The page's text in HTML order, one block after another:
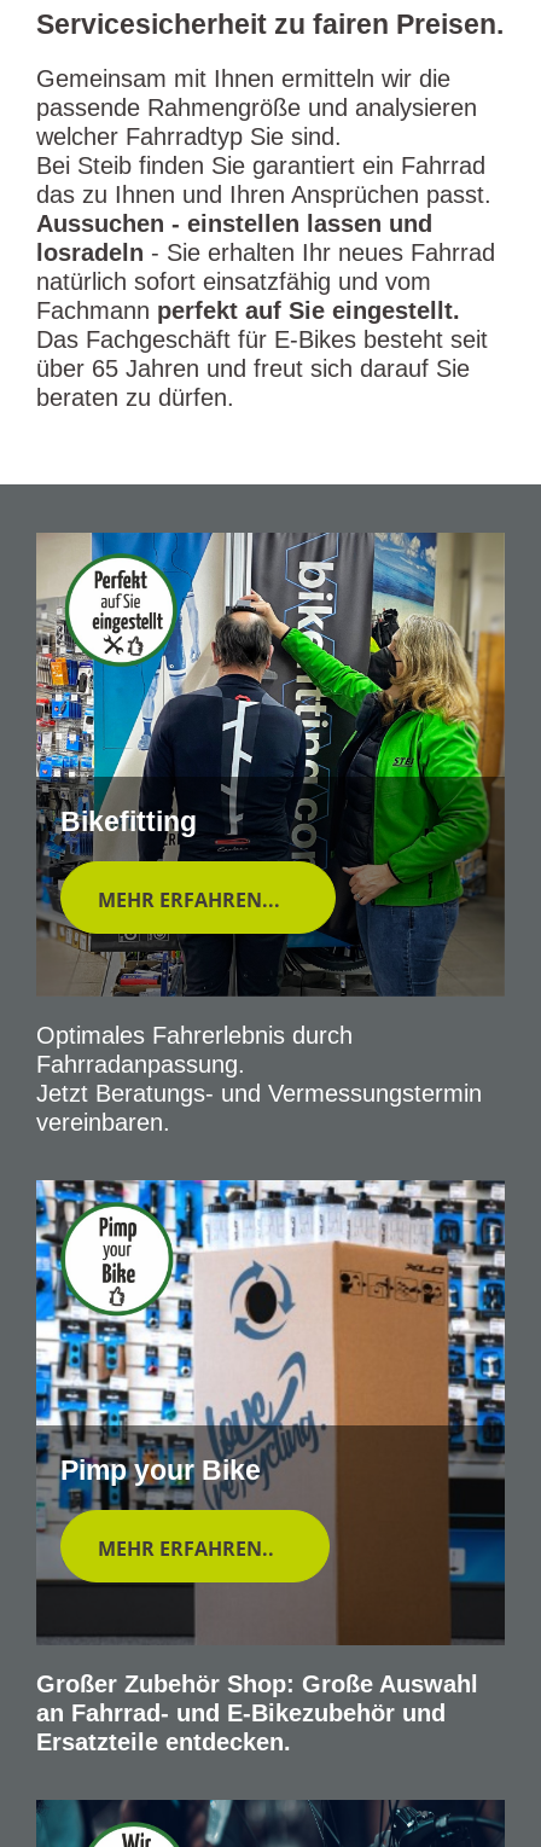
Servicesicherheit zu fairen Preisen.
Gemeinsam mit Ihnen ermitteln wir die
passende Rahmengröße und analysieren
welcher Fahrradtyp Sie sind.
Bei Steib finden Sie garantiert ein Fahrrad
das zu Ihnen und Ihren Ansprüchen passt.
Aussuchen - einstellen lassen und
losradeln - Sie erhalten Ihr neues Fahrrad
natürlich sofort einsatzfähig und vom
Fachmann perfekt auf Sie eingestellt.
Das Fachgeschäft für E-Bikes besteht seit
über 65 Jahren und freut sich darauf Sie
beraten zu dürfen.
Bikefitting
MEHR ERFAHREN...
Optimales Fahrerlebnis durch
Fahrradanpassung.
Jetzt Beratungs- und Vermessungstermin
vereinbaren.
Pimp your Bike
MEHR ERFAHREN..
Großer Zubehör Shop: Große Auswahl
an Fahrrad- und E-Bikezubehör und
Ersatzteile entdecken.